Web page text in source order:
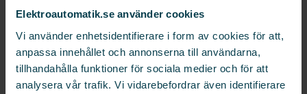
Elektroautomatik.se använder cookies
Vi använder enhetsidentifierare i form av cookies för att,
anpassa innehållet och annonserna till användarna,
tillhandahålla funktioner för sociala medier och för att
analysera vår trafik. Vi vidarebefordrar även identifierare
lösningar som maximerar din
avkastning och säkerställer en lönsam
investering.